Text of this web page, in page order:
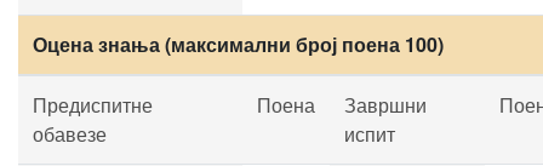
Оцена знања (максимални број поена 100)
Предиспитне
обавезе
Поена
Завршни
испит